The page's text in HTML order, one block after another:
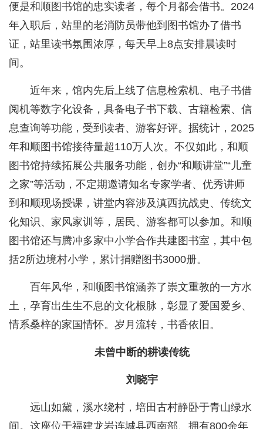
便是和顺图书馆的忠实读者，每个月都会借书。2024
年入职后，站里的老消防员带他到图书馆办了借书
证，站里读书氛围浓厚，每天早上8点安排晨读时
间。
近年来，馆内先后上线了信息检索机、电子书借
阅机等数字化设备，具备电子书下载、古籍检索、信
息查询等功能，受到读者、游客好评。据统计，2025
年和顺图书馆接待量超110万人次。不仅如此，和顺
图书馆持续拓展公共服务功能，创办“和顺讲堂”“儿童
之家”等活动，不定期邀请知名专家学者、优秀讲师
到和顺现场授课，讲堂内容涉及滇西抗战史、传统文
化知识、家风家训等，居民、游客都可以参加。和顺
图书馆还与腾冲多家中小学合作共建图书室，其中包
括2所边境村小学，累计捐赠图书3000册。
百年风华，和顺图书馆涵养了崇文重教的一方水
土，孕育出生生不息的文化根脉，彰显了爱国爱乡、
情系桑梓的家国情怀。岁月流转，书香依旧。
未曾中断的耕读传统
刘晓宇
远山如黛，溪水绕村，培田古村静卧于青山绿水
间。这座位于福建龙岩连城县西南部、拥有800余年